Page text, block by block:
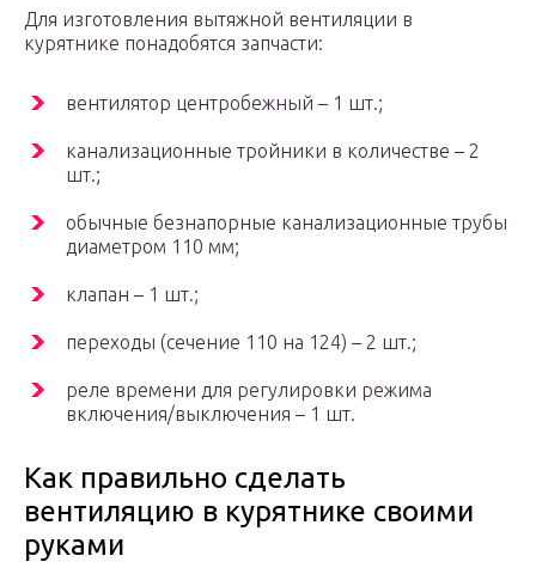
Для изготовления вытяжной вентиляции в
курятнике понадобятся запчасти:
вентилятор центробежный – 1 шт.;
канализационные тройники в количестве – 2
шт.;
обычные безнапорные канализационные трубы
диаметром 110 мм;
клапан – 1 шт.;
переходы (сечение 110 на 124) – 2 шт.;
реле времени для регулировки режима
включения/выключения – 1 шт.
Как правильно сделать
вентиляцию в курятнике своими
руками